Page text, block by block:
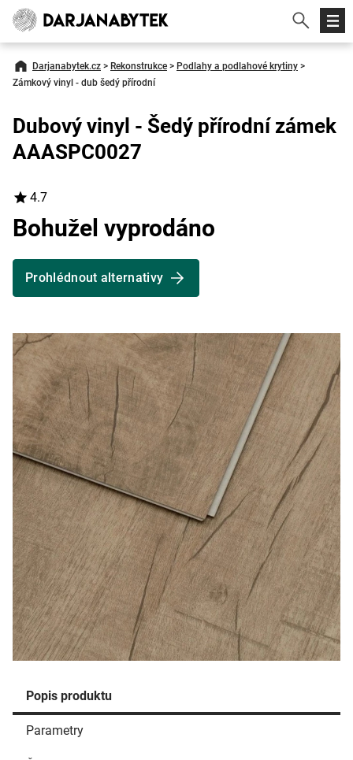
Darjanabytek.cz > Rekonstrukce > Podlahy a podlahové krytiny >
Zámkový vinyl - dub šedý přírodní
Popis produktu
Parametry
Dubový vinyl - Šedý přírodní zámek
AAASPC0027
4.7
Bohužel vyprodáno
Prohlédnout alternativy